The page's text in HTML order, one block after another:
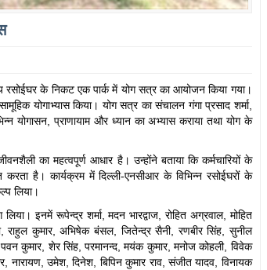
रसोईघर के निकट एक पार्क में योग सत्र का आयोजन किया गया।
योगाभ्यास किया। योग सत्र का संचालन गंगा प्रसाद शर्मा,
योगासन, प्राणायाम और ध्यान का अभ्यास कराया तथा योग के
का महत्वपूर्ण आधार है। उन्होंने बताया कि कर्मचारियों के
है। कार्यक्रम में दिल्ली-एनसीआर के विभिन्न रसोईघरों के
लिया।
इनमें रूपेन्द्र शर्मा, मदन भारद्वाज, रोहित अग्रवाल, मोहित
राहुल कुमार, अभिषेक बंसल, जितेन्द्र सैनी, रणबीर सिंह, सुनील
कुमार, शेर सिंह, परमानन्द, मयंक कुमार, मनोज कोहली, विवेक
उमेश, दिनेश, बिपिन कुमार राव, संजीत यादव, विनायक